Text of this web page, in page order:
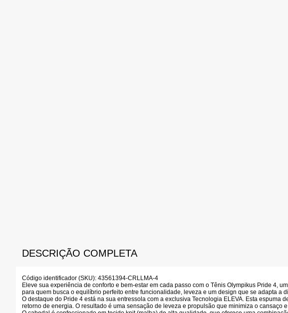
DESCRIÇÃO COMPLETA
Código identificador (SKU): 43561394-CRLLMA-4
Eleve sua experiência de conforto e bem-estar em cada passo com o Tênis Olympikus Pride 4,
para quem busca o equilíbrio perfeito entre funcionalidade, leveza e um design que se adapta a
O destaque do Pride 4 está na sua entressola com a exclusiva Tecnologia ELEVA. Esta espuma
retorno de energia. O resultado é uma sensação de leveza e propulsão que minimiza o